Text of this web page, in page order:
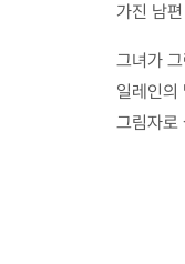
가진 남
그녀가
일레인의
그림자로